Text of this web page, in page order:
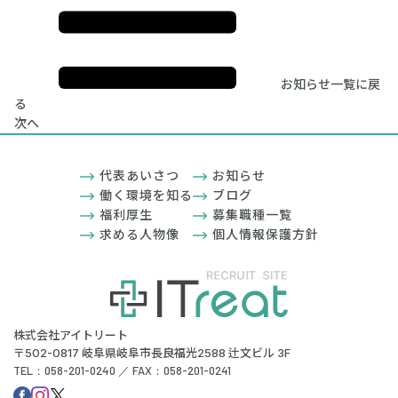
お知らせ一覧に戻
る
次へ
株式会社アイトリート
〒502-0817 岐阜県岐阜市長良福光2588 辻文ビル 3F
TEL：058-201-0240 ／ FAX：058-201-0241
代表あいさつ
働く環境を知る
福利厚生
求める人物像
お知らせ
ブログ
募集職種一覧
個人情報保護方針